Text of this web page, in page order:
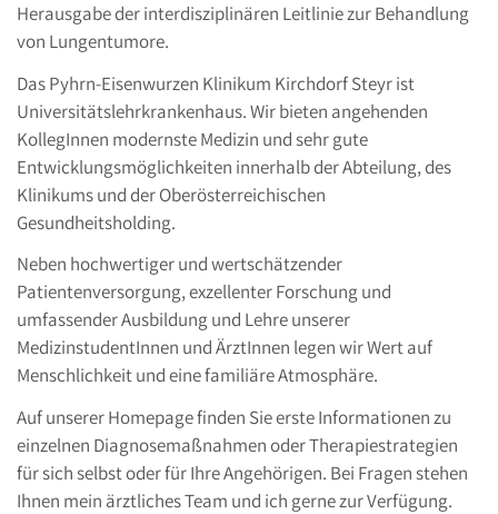
Herausgabe der interdisziplinären Leitlinie zur Behandlung
von Lungentumore.
Das Pyhrn-Eisenwurzen Klinikum Kirchdorf Steyr ist
Universitätslehrkrankenhaus. Wir bieten angehenden
KollegInnen modernste Medizin und sehr gute
Entwicklungsmöglichkeiten innerhalb der Abteilung, des
Klinikums und der Oberösterreichischen
Gesundheitsholding.
Neben hochwertiger und wertschätzender
Patientenversorgung, exzellenter Forschung und
umfassender Ausbildung und Lehre unserer
MedizinstudentInnen und ÄrztInnen legen wir Wert auf
Menschlichkeit und eine familiäre Atmosphäre.
Auf unserer Homepage finden Sie erste Informationen zu
einzelnen Diagnosemaßnahmen oder Therapiestrategien
für sich selbst oder für Ihre Angehörigen. Bei Fragen stehen
Ihnen mein ärztliches Team und ich gerne zur Verfügung.